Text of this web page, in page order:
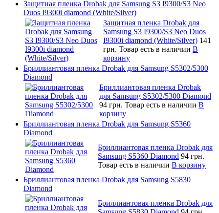
Защитная пленка Drobak для Samsung S3 I9300/S3 Neo
Duos I9300i diamond (White/Silver)
Защитная пленка Drobak для
Samsung S3 I9300/S3 Neo Duos
I9300i diamond (White/Silver) 141
грн. Товар есть в наличии В
корзину
Бриллиантовая пленка Drobak для Samsung S5302/5300
Diamond
Бриллиантовая пленка Drobak
для Samsung S5302/5300 Diamond
94 грн. Товар есть в наличии В
корзину
Бриллиантовая пленка Drobak для Samsung S5360
Diamond
Бриллиантовая пленка Drobak для
Samsung S5360 Diamond 94 грн.
Товар есть в наличии В корзину
Бриллиантовая пленка Drobak для Samsung S5830
Diamond
Бриллиантовая пленка Drobak для